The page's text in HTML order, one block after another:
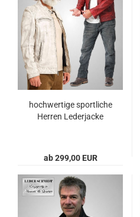
hoch­wer­ti­ge sport­li­che
Her­ren Le­der­ja­cke
ab 299,00 EUR